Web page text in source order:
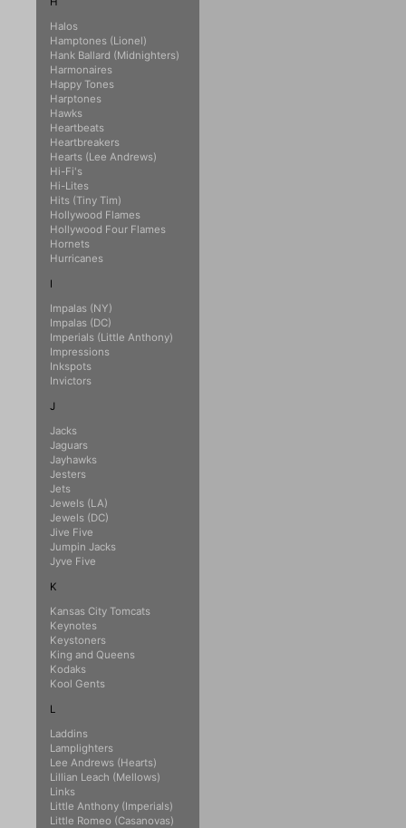
Halos
Hamptones (Lionel)
Hank Ballard (Midnighters)
Harmonaires
Happy Tones
Harptones
Hawks
Heartbeats
Heartbreakers
Hearts (Lee Andrews)
Hi-Fi's
Hi-Lites
Hits (Tiny Tim)
Hollywood Flames
Hollywood Four Flames
Hornets
Hurricanes
I
Impalas (NY)
Impalas (DC)
Imperials (Little Anthony)
Impressions
Inkspots
Invictors
J
Jacks
Jaguars
Jayhawks
Jesters
Jets
Jewels (LA)
Jewels (DC)
Jive Five
Jumpin Jacks
Jyve Five
K
Kansas City Tomcats
Keynotes
Keystoners
King and Queens
Kodaks
Kool Gents
L
Laddins
Lamplighters
Lee Andrews (Hearts)
Lillian Leach (Mellows)
Links
Little Anthony (Imperials)
Little Romeo (Casanovas)